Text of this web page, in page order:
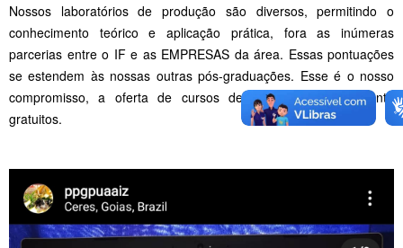
Nossos laboratórios de produção são diversos, permitindo o
conhecimento teórico e aplicação prática, fora as inúmeras
parcerias entre o IF e as EMPRESAS da área. Essas pontuações
se estendem às nossas outras pós-graduações. Esse é o nosso
compromisso, a oferta de cursos de qualidade e totalmente
gratuitos.